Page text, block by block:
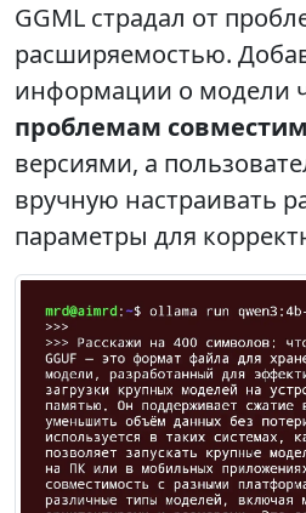
GGML страдал от
расширяемостью.
информации о модели
проблемам
версиями, а
вручную настраивать
параметры для